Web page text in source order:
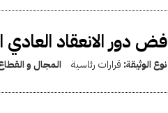
فض دور الانعقاد
نوع الوثيقة: قرارات رئاسية المجال و